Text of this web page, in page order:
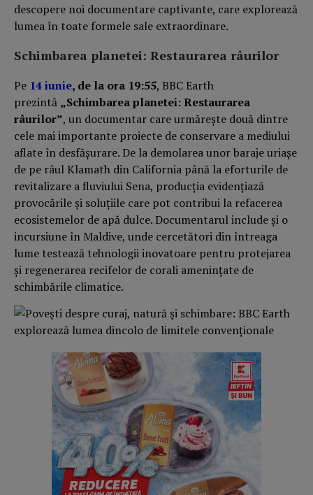
descopere noi documentare captivante, care explorează
lumea în toate formele sale extraordinare.
Schimbarea planetei: Restaurarea râurilor
Pe 14 iunie, de la ora 19:55, BBC Earth
prezintă „Schimbarea planetei: Restaurarea
râurilor”, un documentar care urmărește două dintre
cele mai importante proiecte de conservare a mediului
aflate în desfășurare. De la demolarea unor baraje uriașe
de pe râul Klamath din California până la eforturile de
revitalizare a fluviului Sena, producția evidențiază
provocările și soluțiile care pot contribui la refacerea
ecosistemelor de apă dulce. Documentarul include și o
incursiune în Maldive, unde cercetători din întreaga
lume testează tehnologii inovatoare pentru protejarea
și regenerarea recifelor de corali amenințate de
schimbările climatice.